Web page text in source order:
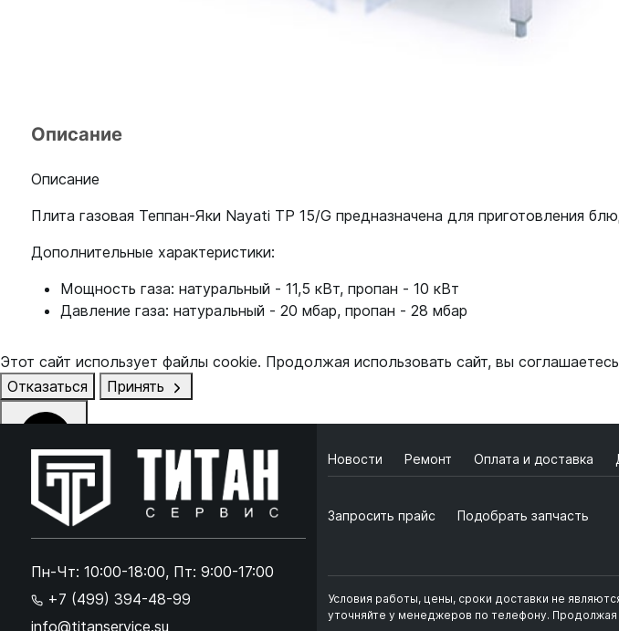
Описание
Описание
Плита газовая Теппан-Яки Nayati TP 15/G предназначена для приготовления
Дополнительные характеристики:
Мощность газа: натуральный - 11,5 кВт, пропан - 10 кВт
Давление газа: натуральный - 20 мбар, пропан - 28 мбар
Пн-Чт: 10:00-18:00, Пт: 9:00-17:00
+7 (499) 394-48-99
info@titanservice.su
Новости Ремонт Оплата и доставка
Запросить прайс Подобрать запчасть
Условия работы, цены, сроки доставки не
уточняйте у менеджеров по телефону. Продолжая
Этот сайт использует файлы cookie. Продолжая использовать сайт, вы
Отказаться
Принять
Online чат
ONLINE
Online чат
политикой конфиденциальности